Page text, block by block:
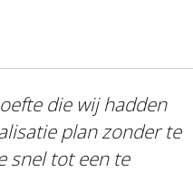
die wij hadden
plan zonder te
snel tot een te